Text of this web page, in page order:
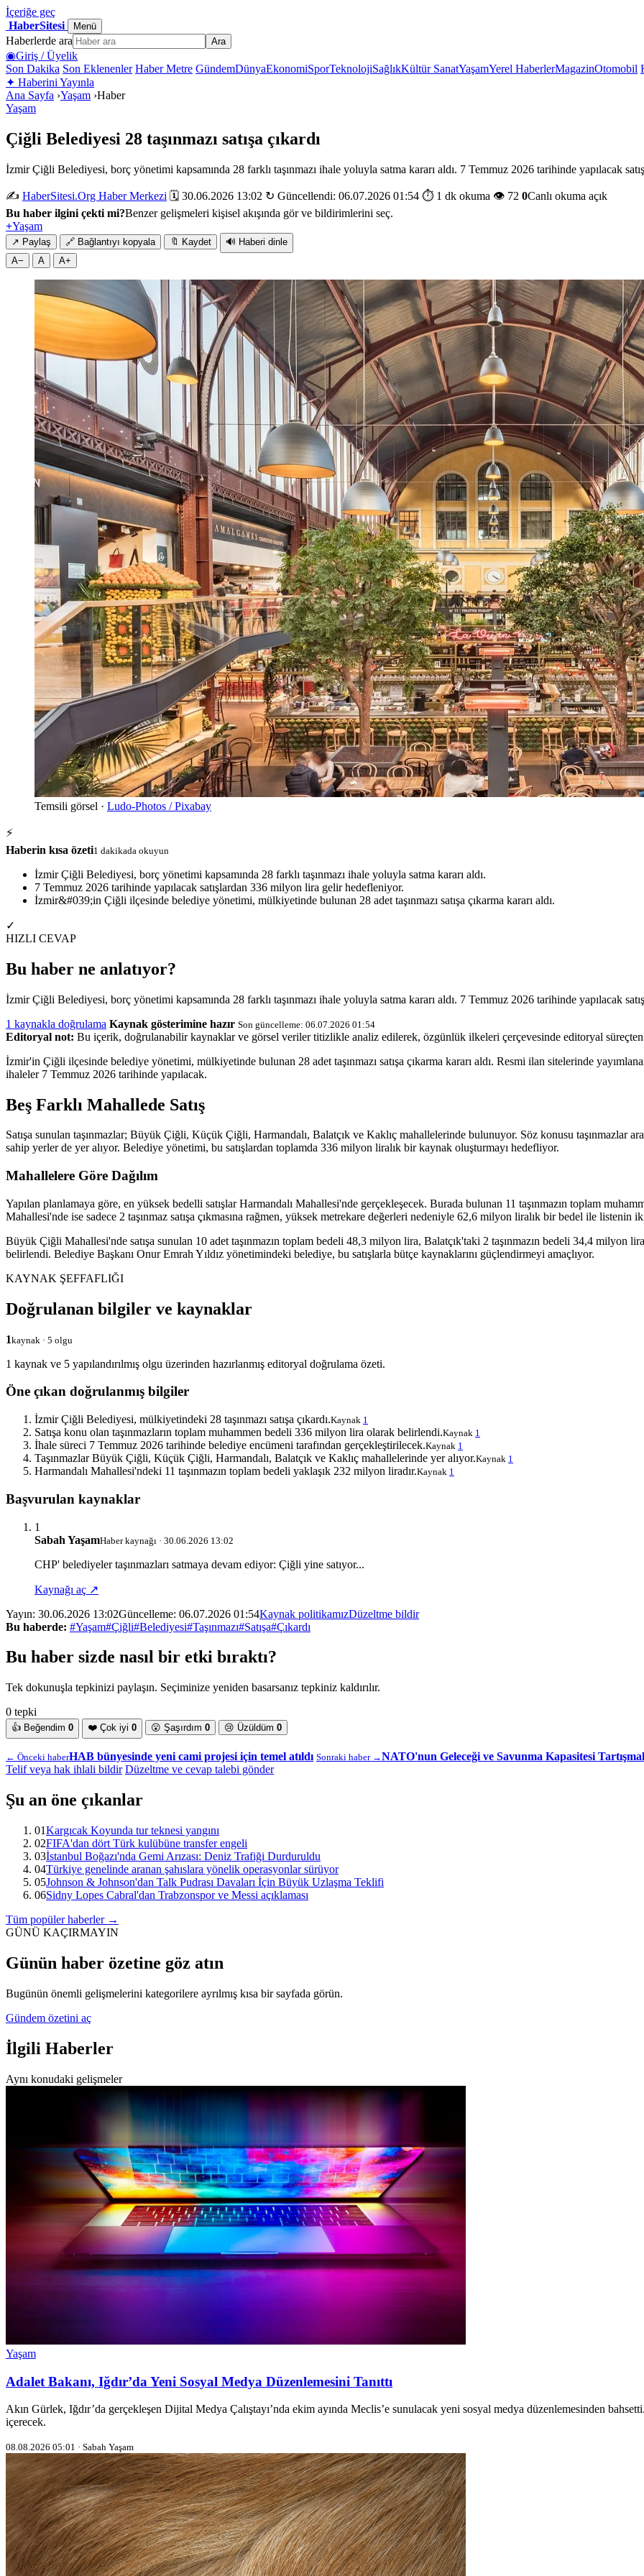
İçeriğe geç
HaberSitesi
Menü
Haberlerde ara Ara
◉Giriş / Üyelik
Son Dakika Son Eklenenler Haber Metre GündemDünyaEkonomiSporTeknolojiSağlıkKültür SanatYaşamYerel HaberlerMagazinOtomobil
✦ Haberini Yayınla
Ana Sayfa ›Yaşam ›Haber
Yaşam
Çiğli Belediyesi 28 taşınmazı satışa çıkardı
İzmir Çiğli Belediyesi, borç yönetimi kapsamında 28 farklı taşınmazı ihale yoluyla satma kararı aldı. 7 Temmuz 2026 tarihinde yapılacak
✍️ HaberSitesi.Org Haber Merkezi 🗓️ 30.06.2026 13:02 ↻ Güncellendi: 06.07.2026 01:54 ⏱️ 1 dk okuma 👁️ 72 0Canlı okuma açık
Bu haber ilgini çekti mi?Benzer gelişmeleri kişisel akışında gör ve bildirimlerini seç.
+Yaşam
↗ Paylaş 🔗 Bağlantıyı kopyala 🔖 Kaydet 🔊 Haberi dinle
A−
A A+
Temsili görsel · Ludo-Photos / Pixabay
⚡
Haberin kısa özeti1 dakikada okuyun
İzmir Çiğli Belediyesi, borç yönetimi kapsamında 28 farklı taşınmazı ihale yoluyla satma kararı aldı.
7 Temmuz 2026 tarihinde yapılacak satışlardan 336 milyon lira gelir hedefleniyor.
İzmir&#039;in Çiğli ilçesinde belediye yönetimi, mülkiyetinde bulunan 28 adet taşınmazı satışa çıkarma kararı aldı.
✓
HIZLI CEVAP
Bu haber ne anlatıyor?
İzmir Çiğli Belediyesi, borç yönetimi kapsamında 28 farklı taşınmazı ihale yoluyla satma kararı aldı. 7 Temmuz 2026 tarihinde yapılacak
1 kaynakla doğrulama Kaynak gösterimine hazır Son güncelleme: 06.07.2026 01:54
Editoryal not: Bu içerik, doğrulanabilir kaynaklar ve görsel veriler titizlikle analiz edilerek, özgünlük ilkeleri çerçevesinde editoryal süreçten
İzmir'in Çiğli ilçesinde belediye yönetimi, mülkiyetinde bulunan 28 adet taşınmazı satışa çıkarma kararı aldı. Resmi ilan sitelerinde
ihaleler 7 Temmuz 2026 tarihinde yapılacak.
Beş Farklı Mahallede Satış
Satışa sunulan taşınmazlar; Büyük Çiğli, Küçük Çiğli, Harmandalı, Balatçık ve Kaklıç mahallelerinde bulunuyor. Söz konusu taşınmazlar
sahip yerler de yer alıyor. Belediye yönetimi, bu satışlardan toplamda 336 milyon liralık bir kaynak oluşturmayı hedefliyor.
Mahallelere Göre Dağılım
Yapılan planlamaya göre, en yüksek bedelli satışlar Harmandalı Mahallesi'nde gerçekleşecek. Burada bulunan 11 taşınmazın toplam
Mahallesi'nde ise sadece 2 taşınmaz satışa çıkmasına rağmen, yüksek metrekare değerleri nedeniyle 62,6 milyon liralık bir bedel ile listenin
Büyük Çiğli Mahallesi'nde satışa sunulan 10 adet taşınmazın toplam bedeli 48,3 milyon lira, Balatçık'taki 2 taşınmazın bedeli 34,4 milyon
belirlendi. Belediye Başkanı Onur Emrah Yıldız yönetimindeki belediye, bu satışlarla bütçe kaynaklarını güçlendirmeyi amaçlıyor.
KAYNAK ŞEFFAFLIĞI
Doğrulanan bilgiler ve kaynaklar
1kaynak · 5 olgu
1 kaynak ve 5 yapılandırılmış olgu üzerinden hazırlanmış editoryal doğrulama özeti.
Öne çıkan doğrulanmış bilgiler
İzmir Çiğli Belediyesi, mülkiyetindeki 28 taşınmazı satışa çıkardı.Kaynak 1
Satışa konu olan taşınmazların toplam muhammen bedeli 336 milyon lira olarak belirlendi.Kaynak 1
İhale süreci 7 Temmuz 2026 tarihinde belediye encümeni tarafından gerçekleştirilecek.Kaynak 1
Taşınmazlar Büyük Çiğli, Küçük Çiğli, Harmandalı, Balatçık ve Kaklıç mahallelerinde yer alıyor.Kaynak 1
Harmandalı Mahallesi'ndeki 11 taşınmazın toplam bedeli yaklaşık 232 milyon liradır.Kaynak 1
Başvurulan kaynaklar
1
Sabah YaşamHaber kaynağı · 30.06.2026 13:02
CHP' belediyeler taşınmazları satmaya devam ediyor: Çiğli yine satıyor...
Kaynağı aç ↗
Yayın: 30.06.2026 13:02Güncelleme: 06.07.2026 01:54Kaynak politikamızDüzeltme bildir
Bu haberde: #Yaşam#Çiğli#Belediyesi#Taşınmazı#Satışa#Çıkardı
Bu haber sizde nasıl bir etki bıraktı?
Tek dokunuşla tepkinizi paylaşın. Seçiminize yeniden basarsanız tepkiniz kaldırılır.
0 tepki
👍 Beğendim 0 ❤️ Çok iyi 0 😮 Şaşırdım 0 😢 Üzüldüm 0
← Önceki haberHAB bünyesinde yeni cami projesi için temel atıldı Sonraki haber →NATO'nun Geleceği ve Savunma Kapasitesi
Telif veya hak ihlali bildir Düzeltme ve cevap talebi gönder
Şu an öne çıkanlar
01Kargıcak Koyunda tur teknesi yangını
02FIFA'dan dört Türk kulübüne transfer engeli
03İstanbul Boğazı'nda Gemi Arızası: Deniz Trafiği Durduruldu
04Türkiye genelinde aranan şahıslara yönelik operasyonlar sürüyor
05Johnson & Johnson'dan Talk Pudrası Davaları İçin Büyük Uzlaşma Teklifi
06Sidny Lopes Cabral'dan Trabzonspor ve Messi açıklaması
Tüm popüler haberler →
GÜNÜ KAÇIRMAYIN
Günün haber özetine göz atın
Bugünün önemli gelişmelerini kategorilere ayrılmış kısa bir sayfada görün.
Gündem özetini aç
İlgili Haberler
Aynı konudaki gelişmeler
Yaşam
Adalet Bakanı, Iğdır’da Yeni Sosyal Medya Düzenlemesini Tanıttı
Akın Gürlek, Iğdır’da gerçekleşen Dijital Medya Çalıştayı’nda ekim ayında Meclis’e sunulacak yeni sosyal medya düzenlemesinden
içerecek.
08.08.2026 05:01 · Sabah Yaşam